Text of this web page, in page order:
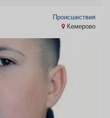
Происшествия
Кемерово